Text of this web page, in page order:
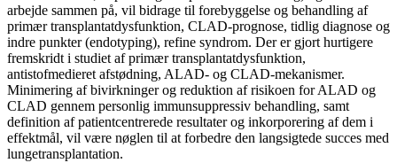
arbejde sammen på, vil bidrage til forebyggelse og behandling af
primær transplantatdysfunktion, CLAD-prognose, tidlig diagnose og
indre punkter (endotyping), refine syndrom. Der er gjort hurtigere
fremskridt i studiet af primær transplantatdysfunktion,
antistofmedieret afstødning, ALAD- og CLAD-mekanismer.
Minimering af bivirkninger og reduktion af risikoen for ALAD og
CLAD gennem personlig immunsuppressiv behandling, samt
definition af patientcentrerede resultater og inkorporering af dem i
effektmål, vil være nøglen til at forbedre den langsigtede succes med
lungetransplantation.